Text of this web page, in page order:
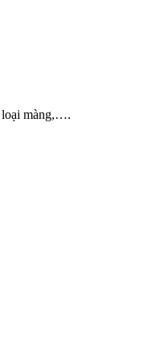
loại màng,….